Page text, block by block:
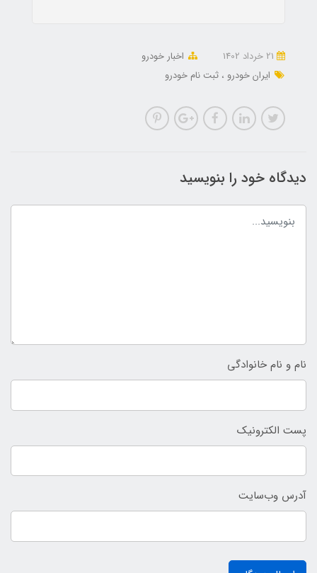
اخبار خودرو
ایران خودرو
ثبت نام خودرو
دیدگاه خود را بنویسید
نام و نام خانوادگی
پست الکترونیک
آدرس وب‌سایت